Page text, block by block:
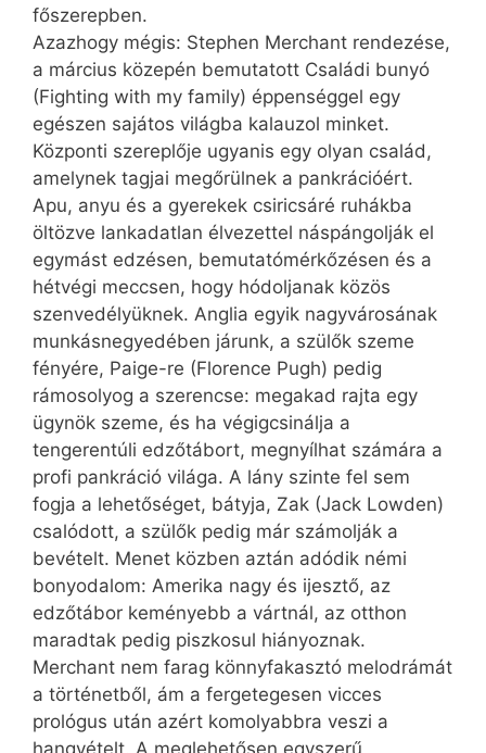
főszerepben.
Azazhogy mégis: Stephen Merchant rendezése,
a március közepén bemutatott Családi bunyó
(Fighting with my family) éppenséggel egy
egészen sajátos világba kalauzol minket.
Központi szereplője ugyanis egy olyan család,
amelynek tagjai megőrülnek a pankrációért.
Apu, anyu és a gyerekek csiricsáré ruhákba
öltözve lankadatlan élvezettel náspángolják el
egymást edzésen, bemutató­mérkőzésen és a
hétvégi meccsen, hogy hódoljanak közös
szenvedélyüknek. Anglia egyik nagyvárosának
munkásnegyedében járunk, a szülők szeme
fényére, Paige-re (Florence Pugh) pedig
rámosolyog a szerencse: megakad rajta egy
ügynök szeme, és ha végigcsinálja a
tengerentúli edzőtábort, megnyílhat számára a
profi pankráció világa. A lány szinte fel sem
fogja a lehetőséget, bátyja, Zak (Jack Lowden)
csalódott, a szülők pedig már számolják a
bevételt. Menet közben aztán adódik némi
bonyodalom: Amerika nagy és ijesztő, az
edzőtábor keményebb a vártnál, az otthon
maradtak pedig piszkosul hiányoznak.
Merchant nem farag könnyfakasztó melodrámát
a történetből, ám a fergetegesen vicces
prológus után azért komolyabbra veszi a
hangvételt. A meglehetősen egyszerű